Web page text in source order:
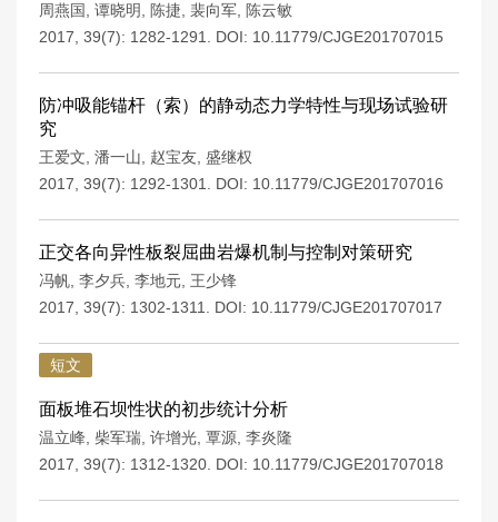
周燕国 谭晓明 陈捷 裴向军
陈云敏
2017, 39(7): 1282-1291.
DOI: 10.11779/CJGE201707015
防冲吸能锚杆（索）的静动态力学特性与现场试验研
究
王爱文 潘一山 赵宝友 盛继权
2017, 39(7): 1292-1301.
DOI: 10.11779/CJGE201707016
正交各向异性板裂屈曲岩爆机制与控制对策研究
冯帆 李夕兵 李地元 王少锋
2017, 39(7): 1302-1311.
DOI: 10.11779/CJGE201707017
短文
面板堆石坝性状的初步统计分析
温立峰 柴军瑞 许增光 覃源 李炎隆
2017, 39(7): 1312-1320. DOI: 10.11779/CJGE201707018